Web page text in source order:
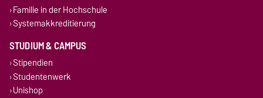
Familie in der Hochschule
Systemakkreditierung
STUDIUM & CAMPUS
Stipendien
Studentenwerk
Unishop